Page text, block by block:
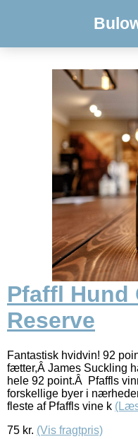
Pfaffl Hund
Reserve
Fantastisk hvidvin! 92
fætter,Â James Suckling
hele 92 point.Â Pfaffls
forskellige byer i
fleste af Pfaffls vine k
75 kr. (Vis fragtpris)